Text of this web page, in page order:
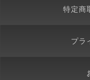
特定商
プラ